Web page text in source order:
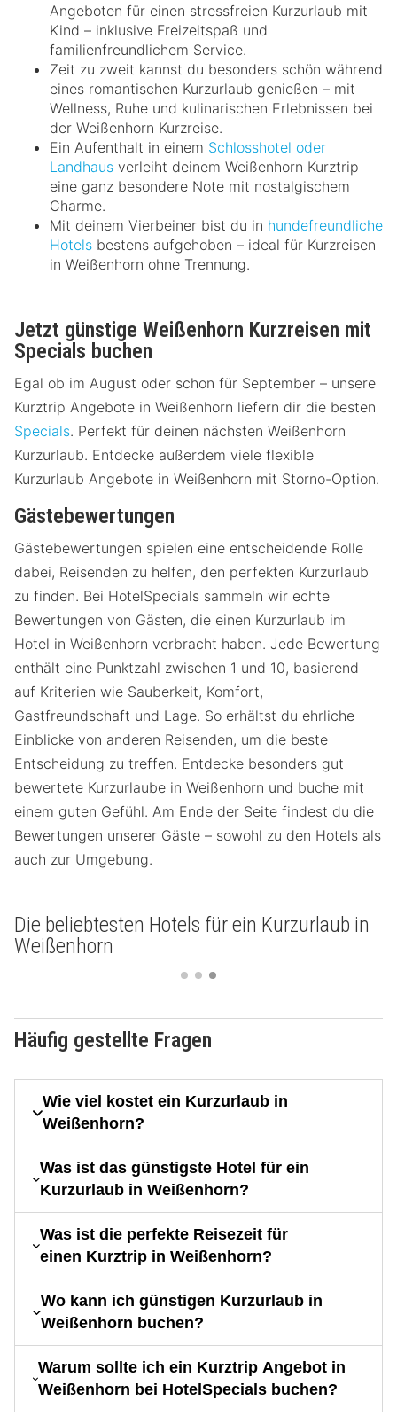
Angeboten für einen stressfreien Kurzurlaub mit
Kind – inklusive Freizeitspaß und
familienfreundlichem Service.
Zeit zu zweit kannst du besonders schön während
eines romantischen Kurzurlaub genießen – mit
Wellness, Ruhe und kulinarischen Erlebnissen bei
der Weißenhorn Kurzreise.
Ein Aufenthalt in einem Schlosshotel oder
Landhaus verleiht deinem Weißenhorn Kurztrip
eine ganz besondere Note mit nostalgischem
Charme.
Mit deinem Vierbeiner bist du in hundefreundliche
Hotels bestens aufgehoben – ideal für Kurzreisen
in Weißenhorn ohne Trennung.
Jetzt günstige Weißenhorn Kurzreisen mit
Specials buchen
Egal ob im August oder schon für September – unsere
Kurztrip Angebote in Weißenhorn liefern dir die besten
Specials. Perfekt für deinen nächsten Weißenhorn
Kurzurlaub. Entdecke außerdem viele flexible
Kurzurlaub Angebote in Weißenhorn mit Storno-Option.
Gästebewertungen
Gästebewertungen spielen eine entscheidende Rolle
dabei, Reisenden zu helfen, den perfekten Kurzurlaub
zu finden. Bei HotelSpecials sammeln wir echte
Bewertungen von Gästen, die einen Kurzurlaub im
Hotel in Weißenhorn verbracht haben. Jede Bewertung
enthält eine Punktzahl zwischen 1 und 10, basierend
auf Kriterien wie Sauberkeit, Komfort,
Gastfreundschaft und Lage. So erhältst du ehrliche
Einblicke von anderen Reisenden, um die beste
Entscheidung zu treffen. Entdecke besonders gut
bewertete Kurzurlaube in Weißenhorn und buche mit
einem guten Gefühl. Am Ende der Seite findest du die
Bewertungen unserer Gäste – sowohl zu den Hotels als
auch zur Umgebung.
Die beliebtesten Hotels für ein Kurzurlaub in
Weißenhorn
Häufig gestellte Fragen
Wie viel kostet ein Kurzurlaub in
Weißenhorn?
Was ist das günstigste Hotel für ein
Kurzurlaub in Weißenhorn?
Was ist die perfekte Reisezeit für
einen Kurztrip in Weißenhorn?
Wo kann ich günstigen Kurzurlaub in
Weißenhorn buchen?
Warum sollte ich ein Kurztrip Angebot in
Weißenhorn bei HotelSpecials buchen?